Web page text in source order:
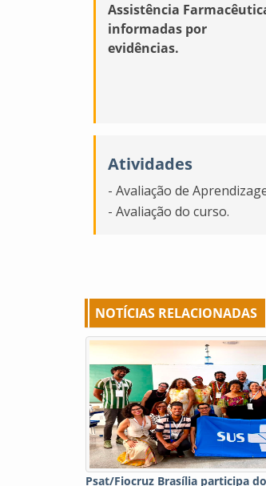
Assistência
informadas por
evidências.
Atividades
- Avaliação de
- Avaliação do curso.
NOTÍCIAS RELACIONADAS
Psat/Fiocruz Brasília participa do